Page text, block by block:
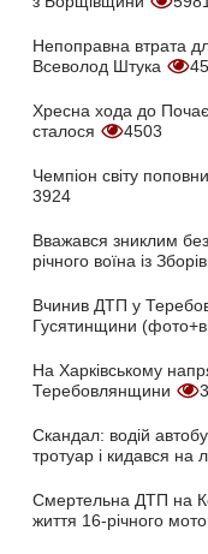
Непоправна втрата
Всеволод Штука
Хресна хода до
сталося
4503
Чемпіон світу
3924
Вважався зниклим
річного воїна із
Вчинив ДТП у
Гусятинщини
На Харківському
Теребовлянщини
Скандал: водій
тротуар і кидався на
Смертельна ДТП на
життя 16-річного